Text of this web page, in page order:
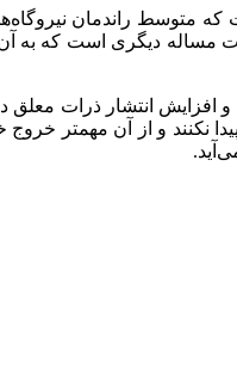
حال استفاده از مازوت مساله
و افزایش انتشار ذرات
نکنند و از آن مهمتر
خروج